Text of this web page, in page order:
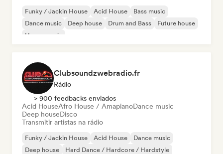
Funky / Jackin House Acid House
Bass music
Dance music
Deep house Drum and Bass
Future house
House music
Clubsoundzwebradio.fr
Rádio
> 900 feedbacks enviados
Acid HouseAfro House / AmapianoDance music
Deep houseDisco
Transmitir artistas na rádio
Funky / Jackin House Acid House
Dance music
Deep house
Hard Dance / Hardcore / Hardstyle